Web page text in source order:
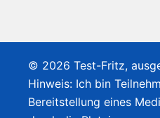
© 2026 Test-Fritz,
Hinweis: Ich bin
Bereitstellung eines